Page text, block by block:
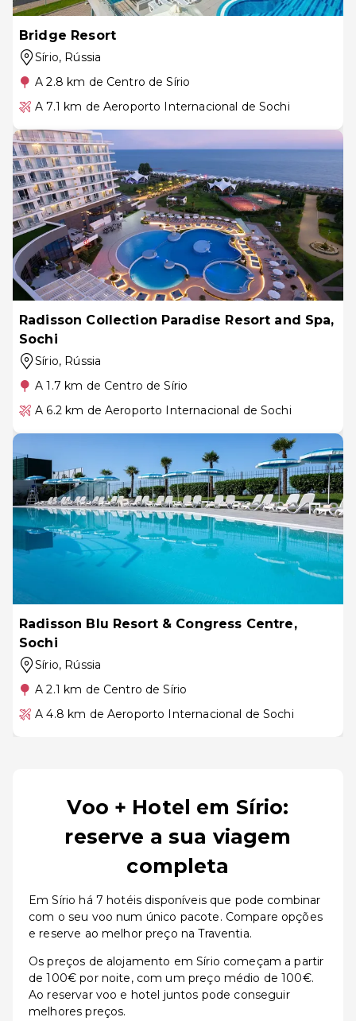
Bridge Resort
Sírio, Rússia
A 2.8 km de Centro de Sírio
A 7.1 km de Aeroporto Internacional de Sochi
Radisson Collection Paradise Resort and Spa,
Sochi
Sírio, Rússia
A 1.7 km de Centro de Sírio
A 6.2 km de Aeroporto Internacional de Sochi
Radisson Blu Resort & Congress Centre,
Sochi
Sírio, Rússia
A 2.1 km de Centro de Sírio
A 4.8 km de Aeroporto Internacional de Sochi
Voo + Hotel em Sírio:
reserve a sua viagem
completa
Em Sírio há 7 hotéis disponíveis que pode combinar
com o seu voo num único pacote. Compare opções
e reserve ao melhor preço na Traventia.
Os preços de alojamento em Sírio começam a partir
de 100€ por noite, com um preço médio de 100€.
Ao reservar voo e hotel juntos pode conseguir
melhores preços.